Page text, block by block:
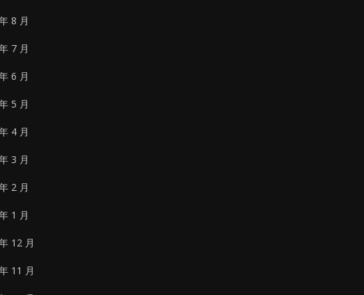
8 月
7 月
6 月
5 月
4 月
3 月
2 月
1 月
12 月
11 月